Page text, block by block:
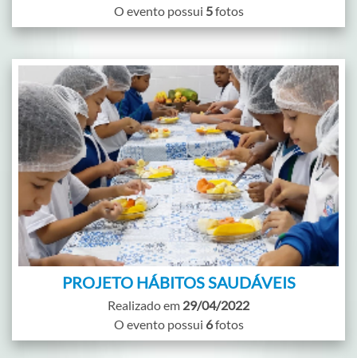
O evento possui 5fotos
PROJETO HÁBITOS SAUDÁVEIS
Realizado em 29/04/2022
O evento possui 6fotos